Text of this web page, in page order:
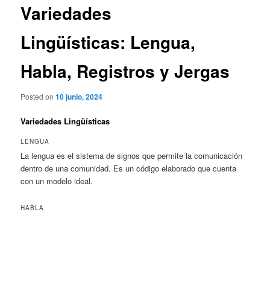
Variedades
Lingüísticas: Lengua,
Habla, Registros y Jergas
Posted on10 junio, 2024
Variedades Lingüísticas
LENGUA
La lengua es el sistema de signos que permite la comunicación
dentro de una comunidad. Es un código elaborado que cuenta
con un modelo ideal.
HABLA